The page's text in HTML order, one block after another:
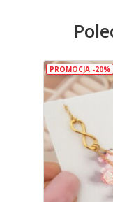
PROMOCJA -20%